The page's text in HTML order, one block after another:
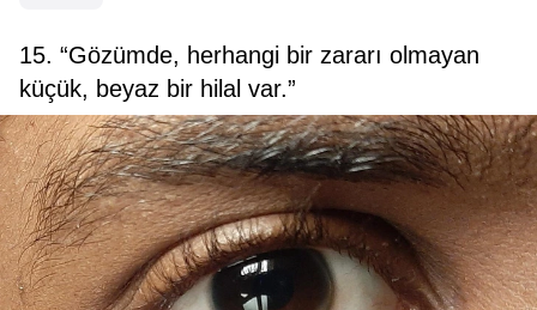
15. “Gözümde, herhangi bir zararı olmayan
küçük, beyaz bir hilal var.”